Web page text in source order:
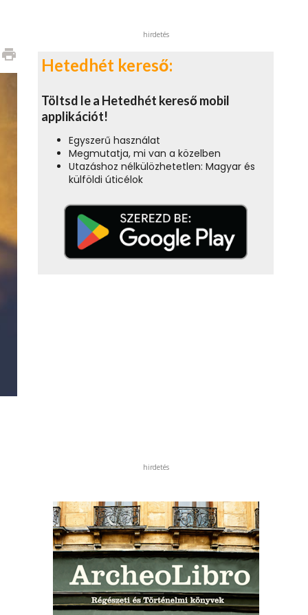
print
hirdetés
Hetedhét kereső:
Töltsd le a Hetedhét kereső mobil
applikációt!
Egyszerű használat
Megmutatja, mi van a közelben
Utazáshoz nélkülözhetetlen: Magyar és
külföldi úticélok
hirdetés